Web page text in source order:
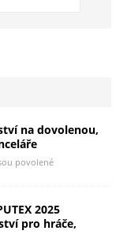
na dovolenou,
povolené
2025
pro hráče,